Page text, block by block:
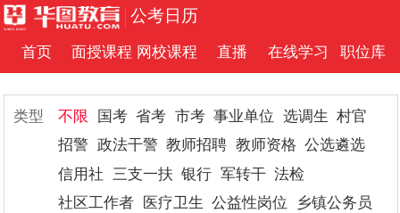
公考日历
首页 面授课程 网校课程 直播 在线学习 职位库
类型 不限 国考 省考 市考 事业单位 选调生
村官
招警 政法干警 教师招聘 教师资格 公选遴选
信用社 三支一扶 银行 军转干 法检
社区工作者
医疗卫生 公益性岗位
乡镇公务员